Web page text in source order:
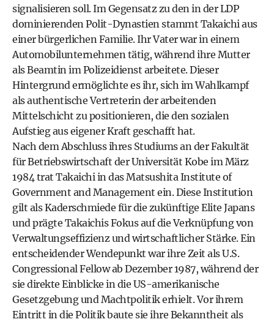
signalisieren soll. Im Gegensatz zu den in der LDP
dominierenden Polit-Dynastien stammt Takaichi aus
einer bürgerlichen Familie. Ihr Vater war in einem
Automobilunternehmen tätig, während ihre Mutter
als Beamtin im Polizeidienst arbeitete. Dieser
Hintergrund ermöglichte es ihr, sich im Wahlkampf
als authentische Vertreterin der arbeitenden
Mittelschicht zu positionieren, die den sozialen
Aufstieg aus eigener Kraft geschafft hat.
Nach dem Abschluss ihres Studiums an der Fakultät
für Betriebswirtschaft der Universität Kobe im März
1984 trat Takaichi in das Matsushita Institute of
Government and Management ein. Diese Institution
gilt als Kaderschmiede für die zukünftige Elite Japans
und prägte Takaichis Fokus auf die Verknüpfung von
Verwaltungseffizienz und wirtschaftlicher Stärke. Ein
entscheidender Wendepunkt war ihre Zeit als U.S.
Congressional Fellow ab Dezember 1987, während der
sie direkte Einblicke in die US-amerikanische
Gesetzgebung und Machtpolitik erhielt. Vor ihrem
Eintritt in die Politik baute sie ihre Bekanntheit als